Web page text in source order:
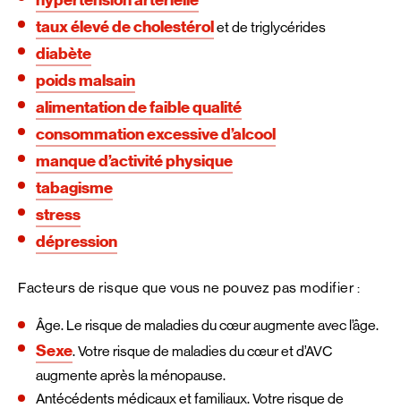
taux élevé de cholestérolet de triglycérides
diabète
poids malsain
alimentation de faible qualité
consommation excessive d’alcool
manque d’activité physique
tabagisme
stress
dépression
Facteurs de risque que vous ne pouvez pas modifier :
Âge. Le risque de maladies du cœur augmente avec l’âge.
Sexe. Votre risque de maladies du cœur et d’AVC
augmente après la ménopause.
Antécédents médicaux et familiaux. Votre risque de